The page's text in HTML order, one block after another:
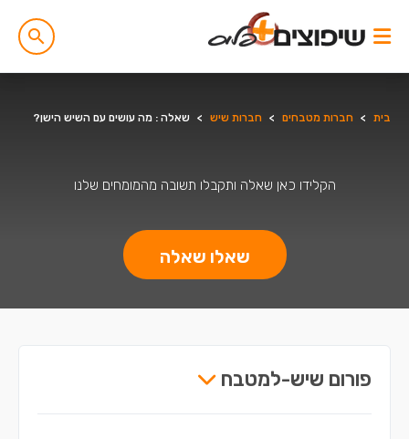
בית > חברות מטבחים > חברות שיש > שאלה : מה עושים עם השיש הישן?
הקלידו כאן שאלה ותקבלו תשובה מהמומחים שלנו
שאלו שאלה
פורום שיש-למטבח